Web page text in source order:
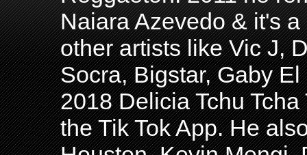
Naiara Azevedo & it's
other artists like Vic J,
Socra, Bigstar, Gaby
2018 Delicia Tchu
the Tik Tok App. He